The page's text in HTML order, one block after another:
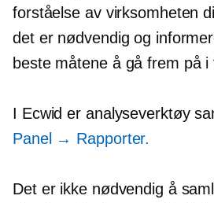
forståelse av virksomheten
det er nødvendig og
beste måtene å gå frem på i
I Ecwid er analyseverktøy
Panel → Rapporter.
Det er ikke nødvendig å